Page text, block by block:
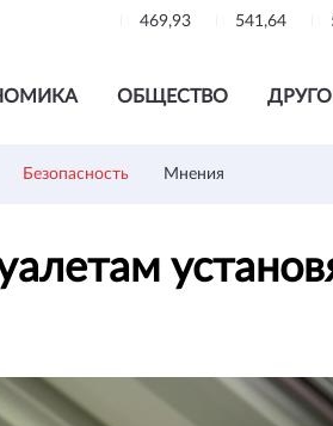
469,93 541,64
ОБЩЕСТВО
Безопасность Мнения